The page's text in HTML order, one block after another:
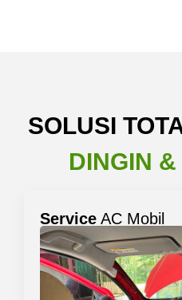
SOLUSI
DINGIN
Service AC Mobil